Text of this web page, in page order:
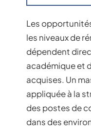
Les
les niveaux de
dépendent
académique et
acquises. Un
appliquée à la
des postes de
dans des